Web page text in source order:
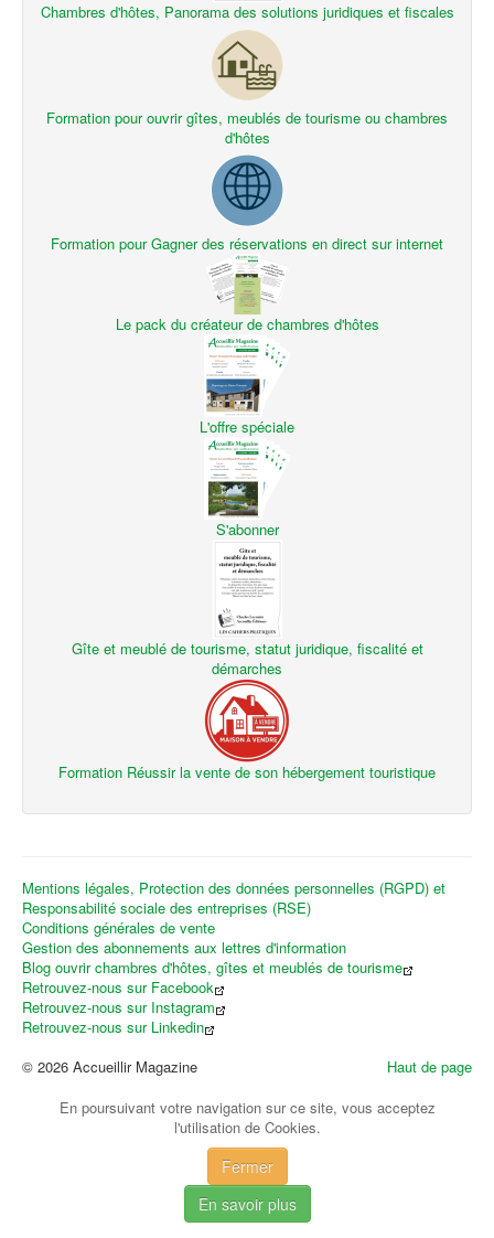
Chambres d'hôtes, Panorama des solutions juridiques et fiscales
Formation pour ouvrir gîtes, meublés de tourisme ou chambres
d'hôtes
Formation pour Gagner des réservations en direct sur internet
Le pack du créateur de chambres d'hôtes
L'offre spéciale
S'abonner
Gîte et meublé de tourisme, statut juridique, fiscalité et
démarches
Formation Réussir la vente de son hébergement touristique
Mentions légales, Protection des données personnelles (RGPD) et
Responsabilité sociale des entreprises (RSE)
Conditions générales de vente
Gestion des abonnements aux lettres d'information
Blog ouvrir chambres d'hôtes, gîtes et meublés de tourisme
Retrouvez-nous sur Facebook
Retrouvez-nous sur Instagram
Retrouvez-nous sur Linkedin
Haut de page
© 2026 Accueillir Magazine
En poursuivant votre navigation sur ce site, vous acceptez
l'utilisation de Cookies.
Fermer
En savoir plus